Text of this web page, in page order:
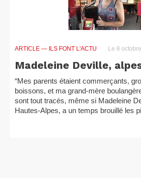
ARTICLE — ILS FONT L'ACTU Le 8
Madeleine Deville,
“Mes parents étaient commerçants,
boissons, et ma grand-mère
sont tout tracés, même si Madeleine
Hautes-Alpes, a un temps brouillé les